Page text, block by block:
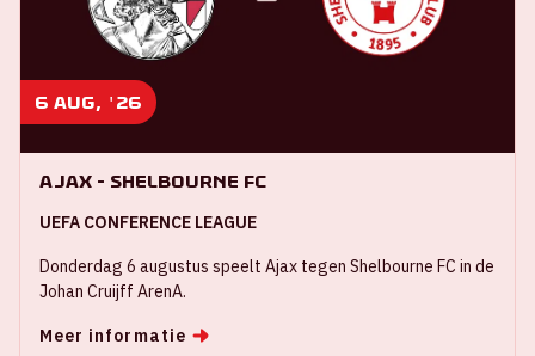
6 aug, '26
Ajax - Shelbourne FC
UEFA CONFERENCE LEAGUE
Donderdag 6 augustus speelt Ajax tegen Shelbourne FC in de
Johan Cruijff ArenA.
Meer informatie